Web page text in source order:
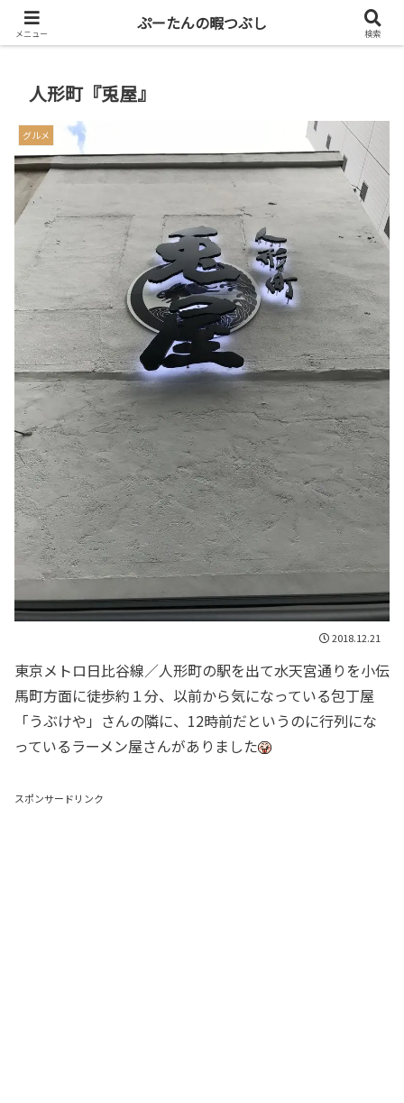
共働き二人暮らしを楽しもう
人形町『兎屋』
グルメ
2018.12.21
東京メトロ日比谷線／人形町の駅を出て水天宮通りを小伝
馬町方面に徒歩約１分、以前から気になっている包丁屋
「うぶけや」さんの隣に、12時前だというのに行列にな
っているラーメン屋さんがありました
スポンサードリンク
メニュー
ぷーたんの暇つぶし
検索